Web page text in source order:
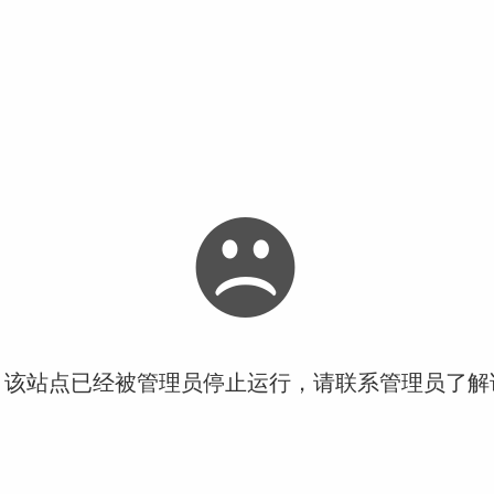
站点已经被管理员停止运行，请联系管理员了